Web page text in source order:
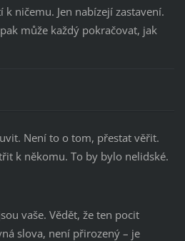
ničemu. Jen nabízejí zastavení.
může každý pokračovat, jak
Není to o tom, přestat věřit.
k někomu. To by bylo nelidské.
vaše. Vědět, že ten pocit
slova, není přirozený – je